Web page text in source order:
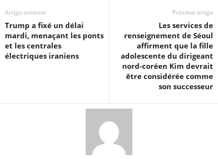
Artigo anterior
Trump a fixé un délai
mardi, menaçant les ponts
et les centrales
électriques iraniens
Próximo artigo
Les services de
renseignement de Séoul
affirment que la fille
adolescente du dirigeant
nord-coréen Kim devrait
être considérée comme
son successeur